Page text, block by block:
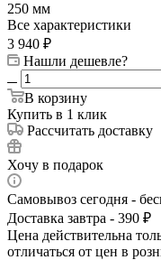
250 мм
Все характеристики
3 940 ₽
Нашли дешевле?
В корзину
Купить в 1 клик
Рассчитать доставку
Хочу в подарок
Самовывоз сегодня -
Доставка завтра - 390 ₽
Цена действительна
отличаться от цен в